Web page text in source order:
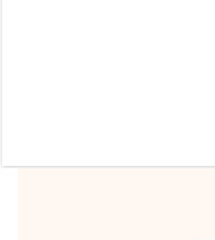
Hilfsbereitschaft!